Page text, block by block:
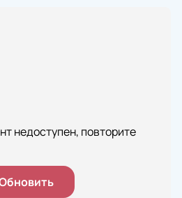
недоступен, повторите